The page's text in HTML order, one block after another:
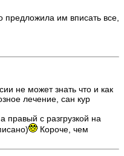
им вписать все,
не может знать что и как
лечение, сан кур
правый с разгрузкой на
Короче, чем